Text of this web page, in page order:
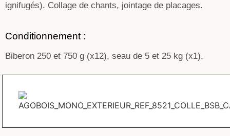
ignifugés). Collage de chants, jointage de placages.
Conditionnement :
Biberon 250 et 750 g (x12), seau de 5 et 25 kg (x1).